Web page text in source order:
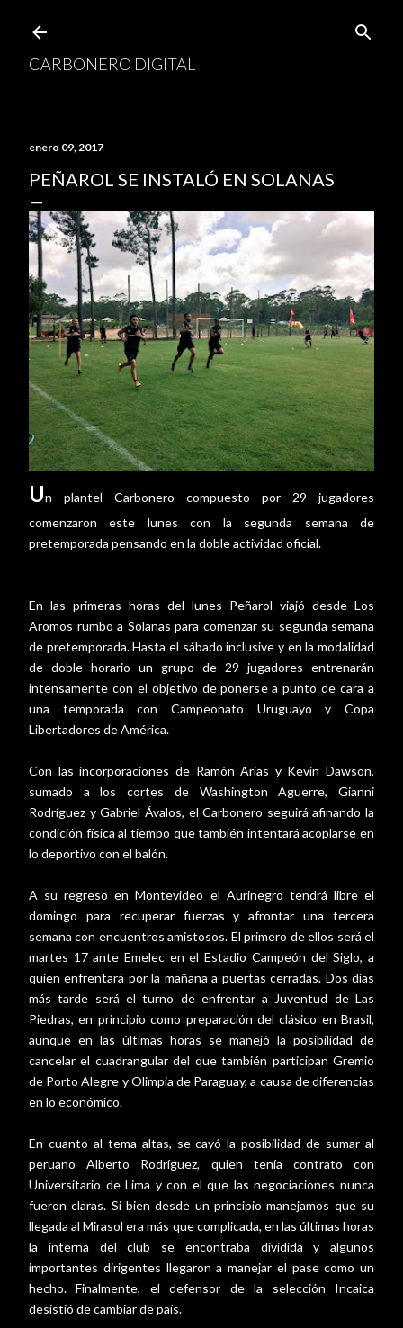
CARBONERO DIGITAL
enero 09, 2017
PEÑAROL SE INSTALÓ EN SOLANAS
Un plantel Carbonero compuesto por 29 jugadores
comenzaron este lunes con la segunda semana de
pretemporada pensando en la doble actividad oficial.
En las primeras horas del lunes Peñarol viajó desde Los
Aromos rumbo a Solanas para comenzar su segunda semana
de pretemporada. Hasta el sábado inclusive y en la modalidad
de doble horario un grupo de 29 jugadores entrenarán
intensamente con el objetivo de ponerse a punto de cara a
una temporada con Campeonato Uruguayo y Copa
Libertadores de América.
Con las incorporaciones de Ramón Arias y Kevin Dawson,
sumado a los cortes de Washington Aguerre, Gianni
Rodríguez y Gabriel Ávalos, el Carbonero seguirá afinando la
condición física al tiempo que también intentará acoplarse en
lo deportivo con el balón.
A su regreso en Montevideo el Aurinegro tendrá libre el
domingo para recuperar fuerzas y afrontar una tercera
semana con encuentros amistosos. El primero de ellos será el
martes 17 ante Emelec en el Estadio Campeón del Siglo, a
quien enfrentará por la mañana a puertas cerradas. Dos días
más tarde será el turno de enfrentar a Juventud de Las
Piedras, en principio como preparación del clásico en Brasil,
aunque en las últimas horas se manejó la posibilidad de
cancelar el cuadrangular del que también participan Gremio
de Porto Alegre y Olimpia de Paraguay, a causa de diferencias
en lo económico.
En cuanto al tema altas, se cayó la posibilidad de sumar al
peruano Alberto Rodríguez, quien tenía contrato con
Universitario de Lima y con el que las negociaciones nunca
fueron claras. Si bien desde un principio manejamos que su
llegada al Mirasol era más que complicada, en las últimas horas
la interna del club se encontraba dividida y algunos
importantes dirigentes llegaron a manejar el pase como un
hecho. Finalmente, el defensor de la selección Incaica
desistió de cambiar de país.